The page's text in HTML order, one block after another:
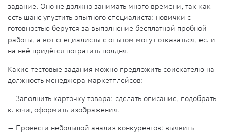
задание. Оно не должно занимать много времени, так как
есть шанс упустить опытного специалиста: новички с
готовностью берутся за выполнение бесплатной пробной
работы, а вот специалисты с опытом могут отказаться, если
на неё придётся потратить полдня.
Какие тестовые задания можно предложить соискателю на
должность менеджера маркетплейсов:
— Заполнить карточку товара: сделать описание, подобрать
ключи, оформить изображения.
— Провести небольшой анализ конкурентов: выявить